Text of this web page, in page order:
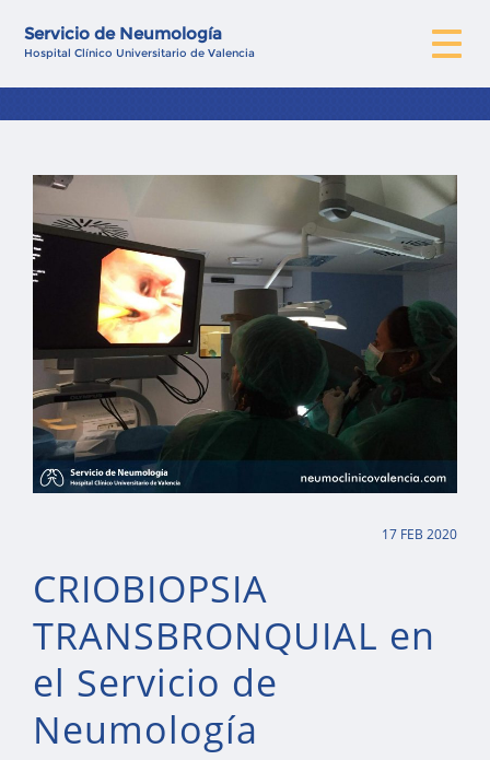
Servicio de Neumología
Hospital Clínico Universitario de Valencia
17 FEB 2020
CRIOBIOPSIA
TRANSBRONQUIAL en
el Servicio de
Neumología